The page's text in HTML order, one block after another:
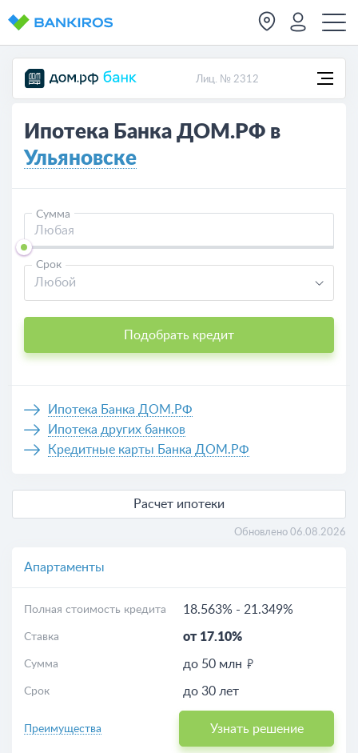
Лиц. № 2312
Ипотека Банка ДОМ.РФ в
Ульяновске
Сумма
Срок
Любой
Подобрать кредит
Ипотека Банка ДОМ.РФ
Ипотека других банков
Кредитные карты Банка ДОМ.РФ
Расчет ипотеки
Обновлено 06.08.2026
Апартаменты
Полная стоимость кредита 18.563% - 21.349%
Ставка от 17.10%
Сумма до 50 млн
Срок до 30 лет
Преимущества Узнать решение